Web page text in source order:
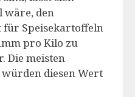
wäre, den
für Speisekartoffeln
pro Kilo zu
Die meisten
diesen Wert